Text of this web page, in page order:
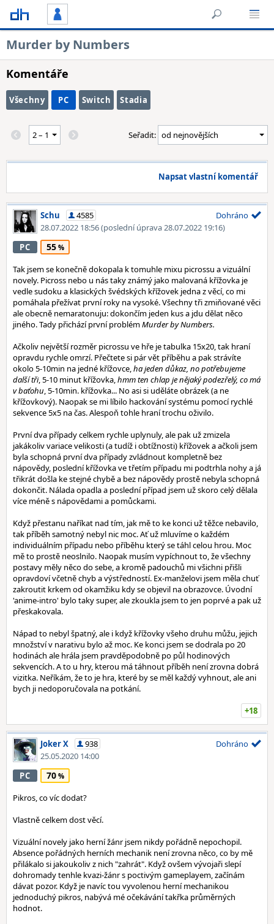
Murder by Numbers
Komentáře
Všechny PC Switch Stadia
Seřadit:
Napsat vlastní komentář
Schu
4585
28.07.2022 18:56(poslední úprava 28.07.2022 19:16)
Dohráno
PC 55
Tak jsem se konečně dokopala k tomuhle mixu picrossu a vizuální
novely. Picross nebo u nás taky známý jako malovaná křížovka je
vedle sudoku a klasických švédských křížovek jedna z věcí, co mi
pomáhala přežívat první roky na vysoké. Všechny tři zmiňované věci
ale obecně nemaratonuju: dokončím jeden kus a jdu dělat něco
jiného. Tady přichází první problémMurder by Numbers.
Ačkoliv největší rozměr picrossu ve hře je tabulka 15x20, tak hraní
opravdu rychle omrzí. Přečtete si pár vět příběhu a pak strávíte
okolo 5-10min na jedné křížovce,ha jeden důkaz, no potřebujeme
další tři, 5-10 minut křížovka,hmm ten chlap je nějaký podezřelý, co má
v baťohu, 5-10min. křížovka... No asi si uděláte obrázek (a ne
křížovkový). Naopak se mi líbilo hackování systému pomocí rychlé
sekvence 5x5 na čas. Alespoň tohle hraní trochu oživilo.
První dva případy celkem rychle uplynuly, ale pak už zmizela
jakákoliv variace velikosti (a tudíž i obtížnosti) křížovek a ačkoli jsem
byla schopná první dva případy zvládnout kompletně bez
nápovědy, poslední křížovka ve třetím případu mi podtrhla nohy a já
třikrát došla ke stejné chybě a bez nápovědy prostě nebyla schopná
dokončit. Nálada opadla a poslední případ jsem už skoro celý dělala
více méně s nápovědami a pomůckami.
Když přestanu naříkat nad tím, jak mě to ke konci už těžce nebavilo,
tak příběh samotný nebyl nic moc. Ať už mluvíme o každém
individuálním případu nebo příběhu který se táhl celou hrou. Moc
mě to prostě neoslnilo. Naopak musím vypíchnout to, že všechny
postavy měly něco do sebe, a kromě padouchů mi všichni přišli
opravdoví včetně chyb a výstředností. Ex-manželovi jsem měla chuť
zakroutit krkem od okamžiku kdy se objevil na obrazovce. Úvodní
'anime-intro' bylo taky super, ale zkoukla jsem to jen poprvé a pak už
přeskakovala.
Nápad to nebyl špatný, ale i když křížovky všeho druhu můžu, jejich
množství v narativu bylo až moc. Ke konci jsem se dodrala po 20
hodinách ale hrála jsem pravděpodobně po půl hodinových
sekvencích. A to u hry, kterou má táhnout příběh není zrovna dobrá
vizitka. Neříkám, že to je hra, které by se měl každý vyhnout, ale ani
bych ji nedoporučovala na potkání.
+18
Joker X
938
25.05.2020 14:00
Dohráno
PC 70
Pikros, co víc dodat?
Vlastně celkem dost věcí.
Vizuální novely jako herní žánr jsem nikdy pořádně nepochopil.
Absence pořádných herních mechanik není zrovna něco, co by mě
přilákalo si jakoukoliv z nich "zahrát". Když ovšem vývojaři slepí
dohromady tenhle kvazi-žánr s poctivým gameplayem, začínám
dávat pozor. Když je navíc tou vyvolenou herní mechanikou
jednoduchý pikros, nabývá mé očekávání takřka průměrných
hodnot.